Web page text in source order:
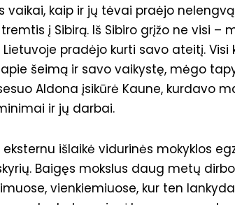
vaikai, kaip ir jų tėvai praėjo
į Sibirą. Iš Sibiro grįžo ne visi
pradėjo kurti savo ateitį.
šeimą ir savo vaikystę, mėgo
Aldona įsikūrė Kaune, kurdavo
ir jų darbai.
išlaikė vidurinės mokyklos
Baigęs mokslus daug metų
vienkiemiuose, kur ten